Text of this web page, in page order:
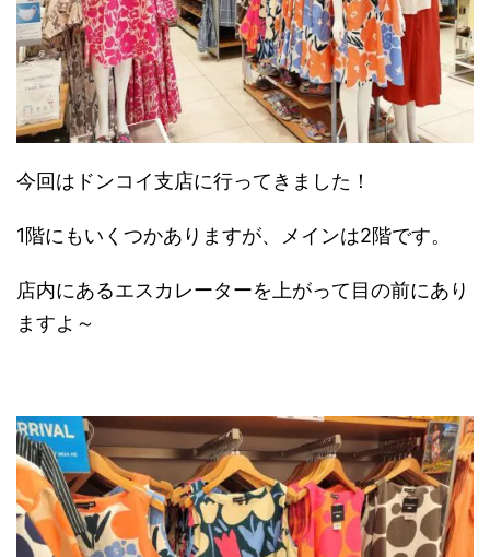
今回はドンコイ支店に行ってきました！
1階にもいくつかありますが、メインは2階です。
店内にあるエスカレーターを上がって目の前にあり
ますよ～